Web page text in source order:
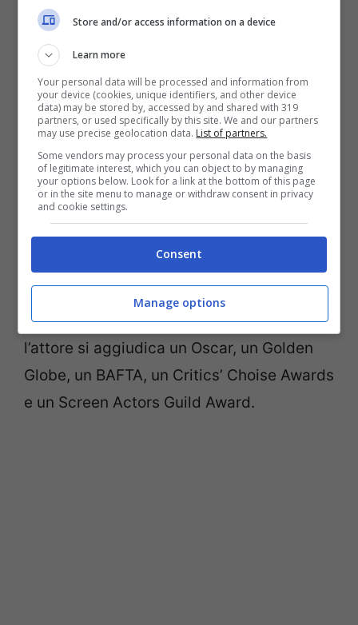
mondiale l’ha raggiunta tre anni, quando
nel 2011 ha interpretato Lisbeth Salander
in Millennium – Uomini che odiano le
donne.
Phoenixinvece inizia ad essere acclamato
sin dal 2006 quando vince un Golden
Globe e un Grammy Award per
interpretazione di Johnny Cash in Quando
l’amore brucia l’anima – Walk the line.
Infine, il successo più grande arriva con
l’interpretazione di Joker, grazie alla quale
l’attore si aggiudica un Oscar, un Golden
Globe, un BAFTA, un Critics’ Choise Awards
e un Screen Actors Guild Award.
Store and/or access information on a device
Learn more
Your personal data will be processed and information from
your device (cookies, unique identifiers, and other device
data) may be stored by, accessed by and shared with 319
partners, or used specifically by this site. We and our partners
may use precise geolocation data. List of partners.
Some vendors may process your personal data on the basis
of legitimate interest, which you can object to by managing
your options below. Look for a link at the bottom of this page
or in the site menu to manage or withdraw consent in privacy
and cookie settings.
Consent
Manage options